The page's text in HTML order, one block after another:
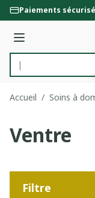
Aller au contenu
Paiements
Menu
Rechercher
Accueil / Soins à
Ventre
Filtre